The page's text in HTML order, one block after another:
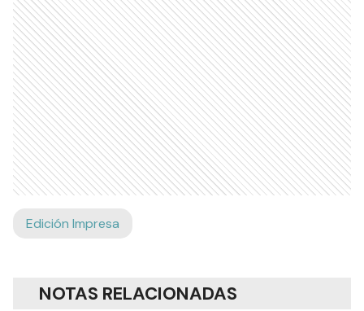
Edición Impresa
NOTAS RELACIONADAS